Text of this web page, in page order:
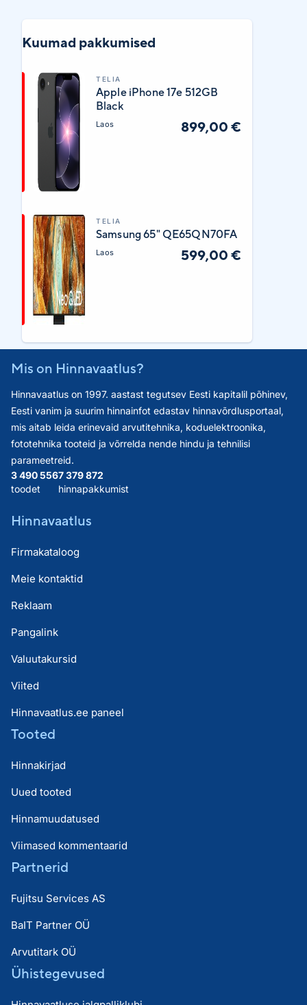
Kuumad pakkumised
TELIA
Apple iPhone 17e 512GB
Black
Laos 899,00 €
TELIA
Samsung 65" QE65QN70FA
Laos 599,00 €
Mis on Hinnavaatlus?
Hinnavaatlus on 1997. aastast tegutsev Eesti kapitalil põhinev,
Eesti vanim ja suurim hinnainfot edastav hinnavõrdlusportaal,
mis aitab leida erinevaid arvutitehnika, koduelektroonika,
fototehnika tooteid ja võrrelda nende hindu ja tehnilisi
parameetreid.
3 490 556
toodet
7 379 872
hinnapakkumist
Hinnavaatlus
Firmakataloog
Meie kontaktid
Reklaam
Pangalink
Valuutakursid
Viited
Hinnavaatlus.ee paneel
Tooted
Hinnakirjad
Uued tooted
Hinnamuudatused
Viimased kommentaarid
Partnerid
Fujitsu Services AS
BaIT Partner OÜ
Arvutitark OÜ
Ühistegevused